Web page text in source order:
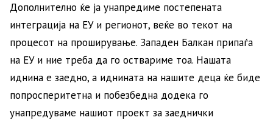
Дополнително ќе ја унапредиме постепената
интеграција на ЕУ и регионот, веќе во текот на
процесот на проширување. Западен Балкан припаѓа
на ЕУ и ние треба да го оствариме тоа. Нашата
иднина е заедно, а иднината на нашите деца ќе биде
попросперитетна и побезбедна додека го
унапредуваме нашиот проект за заеднички